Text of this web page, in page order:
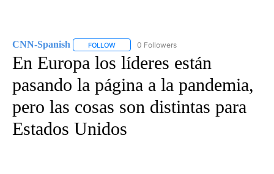
CNN-Spanish FOLLOW FOLLOW "CNN-SPANISH" TO RECEIVE
0 Followers
En Europa los líderes están
pasando la página a la pandemia,
pero las cosas son distintas para
Estados Unidos